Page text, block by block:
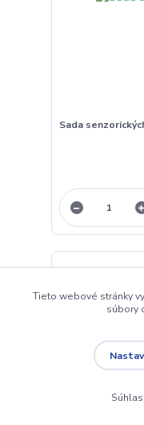
Sada
Tieto webové stránky
súbory